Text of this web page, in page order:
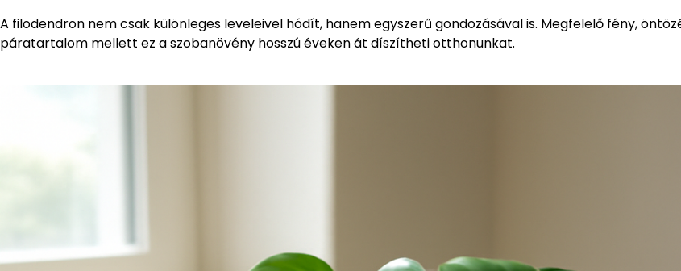
A filodendron nem csak különleges leveleivel hódít, hanem egyszerű gondozásával is. Megfelelő fény,
páratartalom mellett ez a szobanövény hosszú éveken át díszítheti otthonunkat.